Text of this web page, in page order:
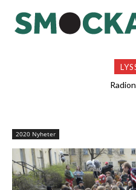
2020 Nyheter